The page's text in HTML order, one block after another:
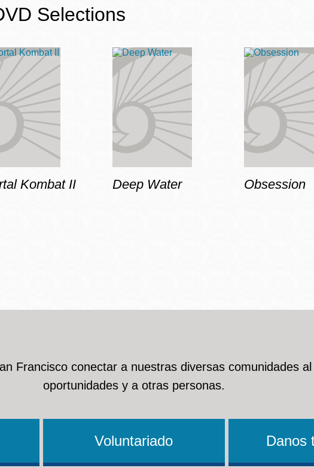
Selections
Kombat II Deep Water Obsession
Francisco conectar a nuestras diversas comunidades
oportunidades y a otras personas.
Voluntariado Danos